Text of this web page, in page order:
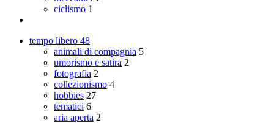
ciclismo 1
tempo libero 48
animali di compagnia 5
umorismo e satira 2
fotografia 2
collezionismo 4
hobbies 27
tematici 6
aria aperta 2